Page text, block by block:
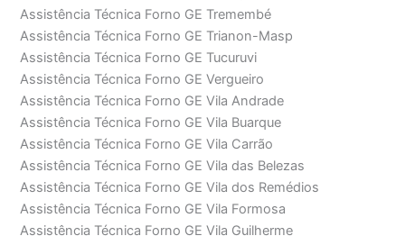
Assistência Técnica Forno GE Tremembé
Assistência Técnica Forno GE Trianon-Masp
Assistência Técnica Forno GE Tucuruvi
Assistência Técnica Forno GE Vergueiro
Assistência Técnica Forno GE Vila Andrade
Assistência Técnica Forno GE Vila Buarque
Assistência Técnica Forno GE Vila Carrão
Assistência Técnica Forno GE Vila das Belezas
Assistência Técnica Forno GE Vila dos Remédios
Assistência Técnica Forno GE Vila Formosa
Assistência Técnica Forno GE Vila Guilherme